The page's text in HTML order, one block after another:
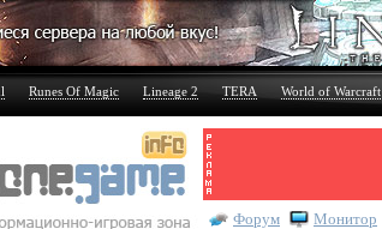
Runes Of Magic Lineage 2 TERA World of Warcraft
Форум Монитор